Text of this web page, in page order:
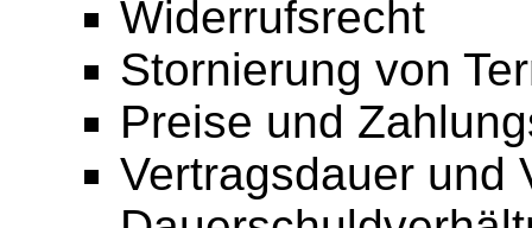
Widerrufsrecht
Stornierung von
Preise und
Vertragsdauer und